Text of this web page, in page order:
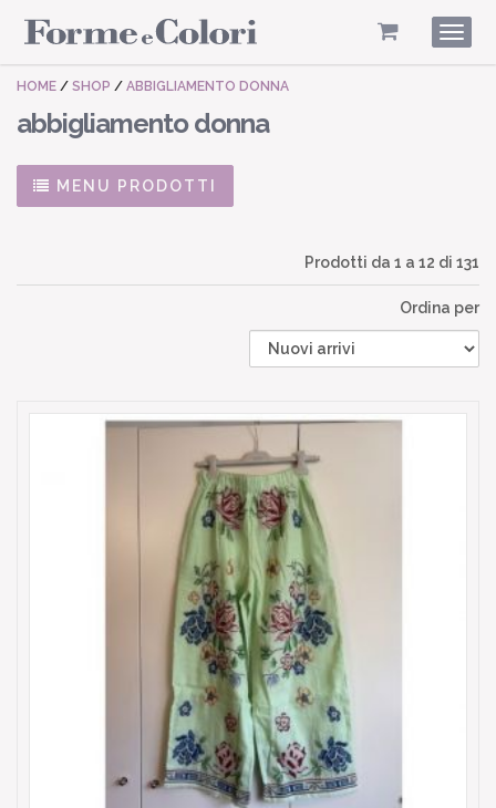
HOME / SHOP / ABBIGLIAMENTO DONNA
abbigliamento donna
MENU PRODOTTI
Prodotti da 1 a 12 di 131
Ordina per